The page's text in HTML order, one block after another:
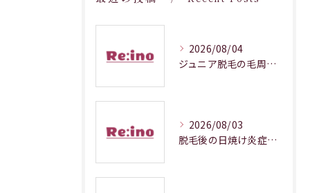
2026/08/04
ジュニア脱毛の毛周期調整メカニズム解説
2026/08/03
脱毛後の日焼け炎症対処法徹底解説